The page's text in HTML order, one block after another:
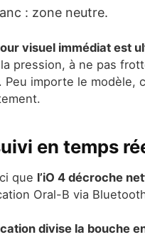
: zone neutre.
visuel immédiat est
pression, à ne pas
Peu importe le
en temps
que l’iO 4 décroche
Oral-B via
divise la bouche